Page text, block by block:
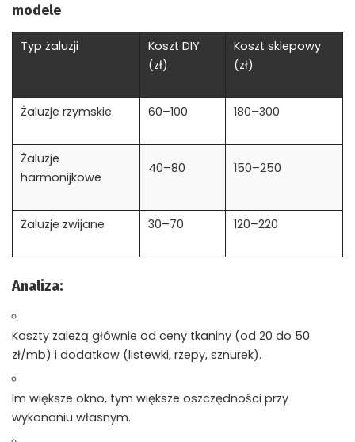
modele
Typ żaluzji
Koszt DIY
(zł)
Koszt sklepowy
(zł)
Żaluzje rzymskie 60–100 180–300
Żaluzje
harmonijkowe
40–80 150–250
Żaluzje zwijane 30–70 120–220
Analiza:
Koszty zależą głównie od ceny tkaniny (od 20 do 50
zł/mb) i dodatkow (listewki, rzepy, sznurek).
Im większe okno, tym większe oszczędności przy
wykonaniu własnym.